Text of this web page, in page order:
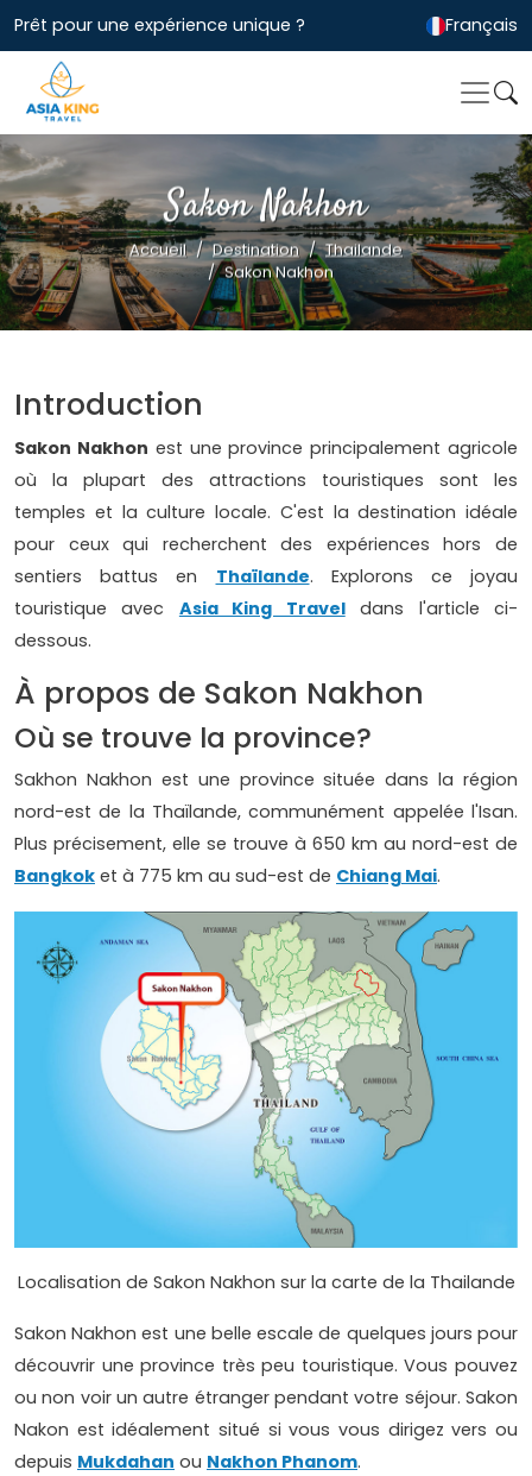
Prêt pour une expérience unique ? Français
Sakon Nakhon
Accueil Destination
Thailande
Sakon Nakhon
Introduction
Sakon Nakhon est une province principalement agricole
où la plupart des attractions touristiques sont les
temples et la culture locale. C'est la destination idéale
pour ceux qui recherchent des expériences hors de
sentiers battus en Thaïlande. Explorons ce joyau
touristique avec Asia King Traveldans l'article ci-
dessous.
À propos de Sakon Nakhon
Où se trouve la province?
Sakhon Nakhon est une province située dans la région
nord-est de la Thaïlande, communément appelée l'Isan.
Plus précisement, elle se trouve à 650 km au nord-est de
Bangkok et à 775 km au sud-est de Chiang Mai.
Localisation de Sakon Nakhon sur la carte de la Thailande
Sakon Nakhon est une belle escale de quelques jours pour
découvrir une province très peu touristique. Vous pouvez
ou non voir un autre étranger pendant votre séjour. Sakon
Nakon est idéalement situé si vous vous dirigez vers ou
depuis Mukdahan ou Nakhon Phanom.